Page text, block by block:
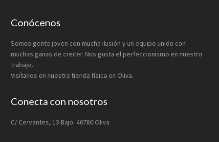
Footer
Conócenos
Somos gente joven con mucha ilusión y un equipo unido con
muchas ganas de crecer. Nos gusta el perfeccionismo en nuestro
trabajo.
Visítanos en nuestra tienda física en Oliva.
Conecta con nosotros
C/ Cervantes, 13 Bajo. 46780 Oliva